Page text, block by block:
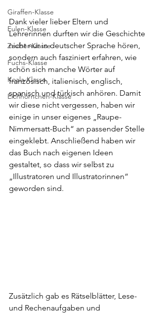
Giraffen-Klasse
Eulen-Klasse
Zauber-Klasse
Fuchs-Klasse
Koala-Klasse
Eichhörnchen-Klasse
Dank vieler lieber Eltern und
Lehrerinnen durften wir die Geschichte
nicht nur in deutscher Sprache hören,
sondern auch fasziniert erfahren, wie
schön sich manche Wörter auf
französisch, italienisch, englisch,
spanisch und türkisch anhören. Damit
wir diese nicht vergessen, haben wir
einige in unser eigenes „Raupe-
Nimmersatt-Buch“ an passender Stelle
eingeklebt. Anschließend haben wir
das Buch nach eigenen Ideen
gestaltet, so dass wir selbst zu
„Illustratoren und Illustratorinnen“
geworden sind.
Zusätzlich gab es Rätselblätter, Lese-
und Rechenaufgaben und